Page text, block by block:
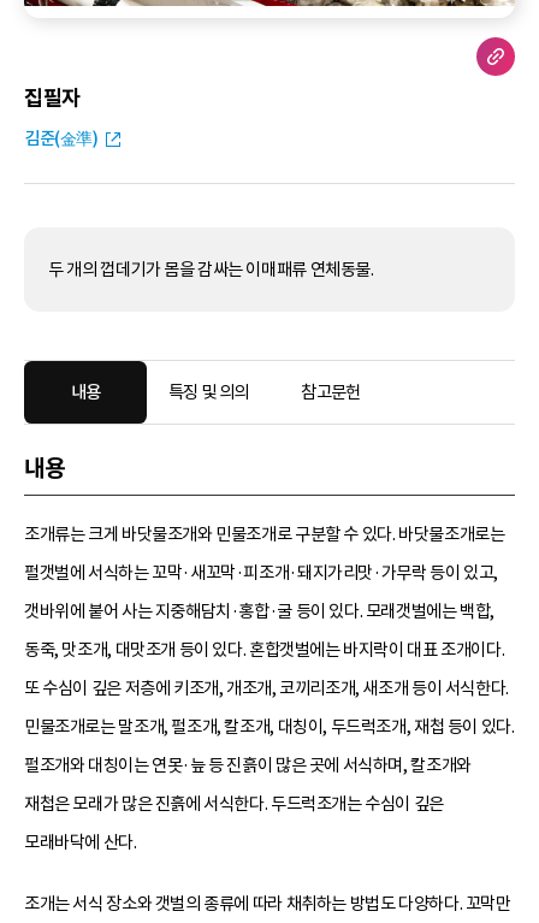
집필자
김준(金準)
두 개의 껍데기가 몸을 감싸는 이매패류 연체동물.
내용 특징 및 의의 참고문헌
내용
조개류는 크게 바닷물조개와 민물조개로 구분할 수 있다. 바닷물조개로는
펄갯벌에 서식하는 꼬막·새꼬막·피조개·돼지가리맛·가무락 등이 있고,
갯바위에 붙어 사는 지중해담치·홍합·굴 등이 있다. 모래갯벌에는 백합,
동죽, 맛조개, 대맛조개 등이 있다. 혼합갯벌에는 바지락이 대표 조개이다.
또 수심이 깊은 저층에 키조개, 개조개, 코끼리조개, 새조개 등이 서식한다.
민물조개로는 말조개, 펄조개, 칼조개, 대칭이, 두드럭조개, 재첩 등이 있다.
펄조개와 대칭이는 연못·늪 등 진흙이 많은 곳에 서식하며, 칼조개와
재첩은 모래가 많은 진흙에 서식한다. 두드럭조개는 수심이 깊은
모래바닥에 산다.
조개는 서식 장소와 갯벌의 종류에 따라 채취하는 방법도 다양하다. 꼬막만